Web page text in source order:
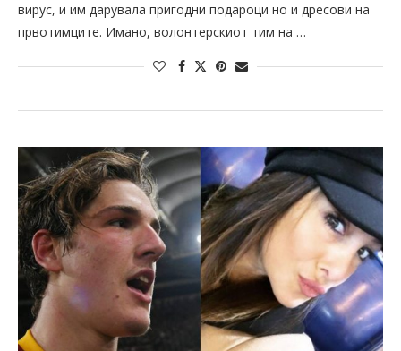
вирус, и им дарувала пригодни подароци но и дресови на
првотимците. Имано, волонтерскиот тим на …